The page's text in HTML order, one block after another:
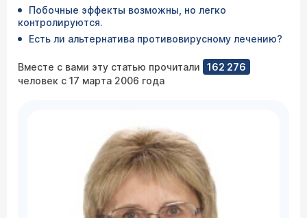
Побочные эффекты возможны, но легко
контролируются.
Есть ли альтернатива противовирусному лечению?
Вместе с вами эту статью прочитали
162 276
человек с 17 марта 2006 года